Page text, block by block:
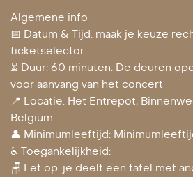
Algemene info
📅 Datum & Tijd: maak je keuze
ticketselector
⏳ Duur: 60 minuten. De deuren
voor aanvang van het concert
📍 Locatie: Het Entrepot,
Belgium
👤 Minimumleeftijd:
♿ Toegankelijkheid:
🪑 Let op: je deelt een tafel met